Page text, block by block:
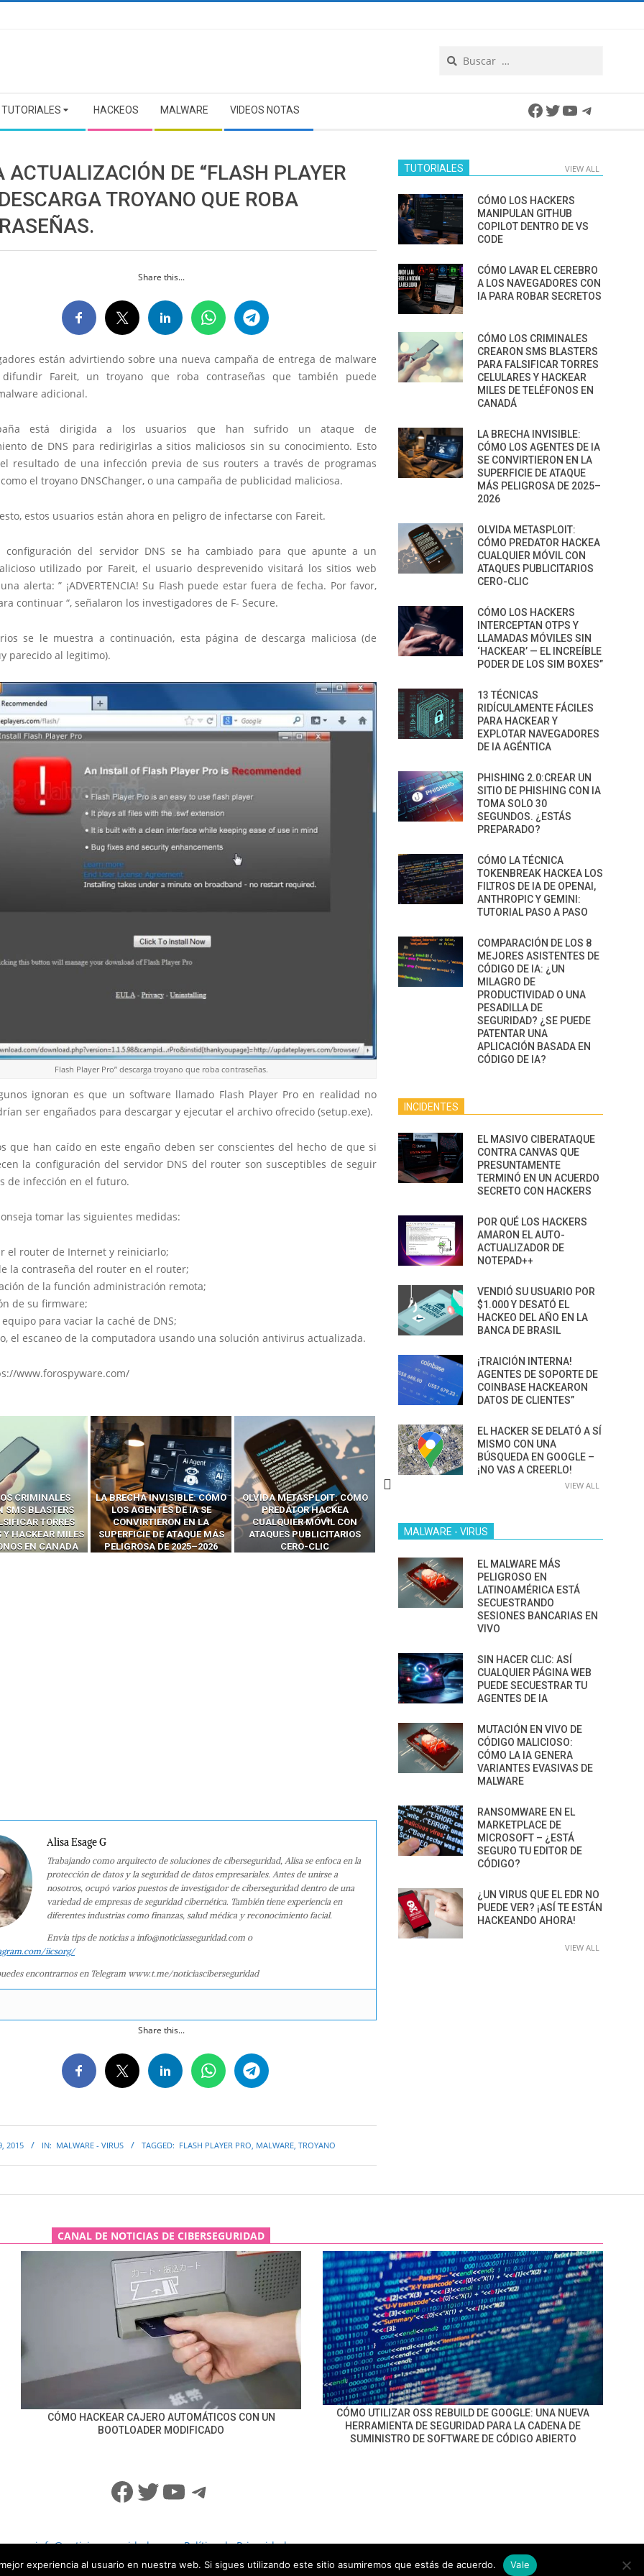
TUTORIALES HACKEOS MALWARE VIDEOS NOTAS Facebook
Twitter
YouTube
ACTUALIZACIÓN DE “FLASH PLAYER
TROYANO QUE ROBA
Share this...
están advirtiendo sobre una nueva campaña de entrega de malware
Fareit, un troyano que roba contraseñas que también puede
adicional.
está dirigida a los usuarios que han sufrido un ataque de
de DNS para redirigirlas a sitios maliciosos sin su conocimiento. Esto
resultado de una infección previa de sus routers a través de programas
el troyano DNSChanger, o una campaña de publicidad maliciosa.
estos usuarios están ahora en peligro de infectarse con Fareit.
configuración del servidor DNS se ha cambiado para que apunte a un
utilizado por Fareit, el usuario desprevenido visitará los sitios web
alerta: ” ¡ADVERTENCIA! Su Flash puede estar fuera de fecha. Por favor,
continuar “, señalaron los investigadores de F- Secure.
se le muestra a continuación, esta página de descarga maliciosa (de
parecido al legitimo).
Flash Player Pro” descarga troyano que roba contraseñas.
ignoran es que un software llamado Flash Player Pro en realidad no
ser engañados para descargar y ejecutar el archivo ofrecido (setup.exe).
que han caído en este engaño deben ser conscientes del hecho de que si
la configuración del servidor DNS del router son susceptibles de seguir
de infección en el futuro.
tomar las siguientes medidas:
el router de Internet y reiniciarlo;
la contraseña del router en el router;
de la función administración remota;
de su firmware;
para vaciar la caché de DNS;
el escaneo de la computadora usando una solución antivirus actualizada.
www.forospyware.com/
CRIMINALES
SMS BLASTERS
TORRES
Y HACKEAR MILES
EN CANADÁ
LA BRECHA INVISIBLE: CÓMO
LOS AGENTES DE IA SE
CONVIRTIERON EN LA
SUPERFICIE DE ATAQUE MÁS
PELIGROSA DE 2025–2026
OLVIDA METASPLOIT: CÓMO
PREDATOR HACKEA
CUALQUIER MÓVIL CON
ATAQUES PUBLICITARIOS
CERO-CLIC
LLAMADAS MÓVILES SIN
‘HACKEAR’ — EL INCREÍBLE
Alisa Esage G
Trabajando como arquitecto de soluciones de ciberseguridad, Alisa se enfoca en la
protección de datos y la seguridad de datos empresariales. Antes de unirse a
nosotros, ocupó varios puestos de investigador de ciberseguridad dentro de una
variedad de empresas de seguridad cibernética. También tiene experiencia en
diferentes industrias como finanzas, salud médica y reconocimiento facial.
Envía tips de noticias a info@noticiasseguridad.com o
iicsorg/
encontrarnos en Telegram www.t.me/noticiasciberseguridad
Share this...
2015 IN: MALWARE - VIRUS TAGGED: FLASH PLAYER PRO, MALWARE, TROYANO
TUTORIALES VIEW ALL
CÓMO LOS HACKERS
MANIPULAN GITHUB
COPILOT DENTRO DE VS
CODE
CÓMO LAVAR EL CEREBRO
A LOS NAVEGADORES CON
IA PARA ROBAR SECRETOS
CÓMO LOS CRIMINALES
CREARON SMS BLASTERS
PARA FALSIFICAR TORRES
CELULARES Y HACKEAR
MILES DE TELÉFONOS EN
CANADÁ
LA BRECHA INVISIBLE:
CÓMO LOS AGENTES DE IA
SE CONVIRTIERON EN LA
SUPERFICIE DE ATAQUE
MÁS PELIGROSA DE 2025–
2026
OLVIDA METASPLOIT:
CÓMO PREDATOR HACKEA
CUALQUIER MÓVIL CON
ATAQUES PUBLICITARIOS
CERO-CLIC
CÓMO LOS HACKERS
INTERCEPTAN OTPS Y
LLAMADAS MÓVILES SIN
‘HACKEAR’ — EL INCREÍBLE
PODER DE LOS SIM BOXES”
13 TÉCNICAS
RIDÍCULAMENTE FÁCILES
PARA HACKEAR Y
EXPLOTAR NAVEGADORES
DE IA AGÉNTICA
PHISHING 2.0:CREAR UN
SITIO DE PHISHING CON IA
TOMA SOLO 30
SEGUNDOS. ¿ESTÁS
PREPARADO?
CÓMO LA TÉCNICA
TOKENBREAK HACKEA LOS
FILTROS DE IA DE OPENAI,
ANTHROPIC Y GEMINI:
TUTORIAL PASO A PASO
COMPARACIÓN DE LOS 8
MEJORES ASISTENTES DE
CÓDIGO DE IA: ¿UN
MILAGRO DE
PRODUCTIVIDAD O UNA
PESADILLA DE
SEGURIDAD? ¿SE PUEDE
PATENTAR UNA
APLICACIÓN BASADA EN
CÓDIGO DE IA?
INCIDENTES
EL MASIVO CIBERATAQUE
CONTRA CANVAS QUE
PRESUNTAMENTE
TERMINÓ EN UN ACUERDO
SECRETO CON HACKERS
POR QUÉ LOS HACKERS
AMARON EL AUTO-
ACTUALIZADOR DE
NOTEPAD++
VENDIÓ SU USUARIO POR
$1.000 Y DESATÓ EL
HACKEO DEL AÑO EN LA
BANCA DE BRASIL
¡TRAICIÓN INTERNA!
AGENTES DE SOPORTE DE
COINBASE HACKEARON
DATOS DE CLIENTES”
EL HACKER SE DELATÓ A SÍ
MISMO CON UNA
BÚSQUEDA EN GOOGLE –
¡NO VAS A CREERLO!
VIEW ALL
MALWARE - VIRUS
EL MALWARE MÁS
PELIGROSO EN
LATINOAMÉRICA ESTÁ
SECUESTRANDO
SESIONES BANCARIAS EN
VIVO
SIN HACER CLIC: ASÍ
CUALQUIER PÁGINA WEB
PUEDE SECUESTRAR TU
AGENTES DE IA
MUTACIÓN EN VIVO DE
CÓDIGO MALICIOSO:
CÓMO LA IA GENERA
VARIANTES EVASIVAS DE
MALWARE
RANSOMWARE EN EL
MARKETPLACE DE
MICROSOFT – ¿ESTÁ
SEGURO TU EDITOR DE
CÓDIGO?
¿UN VIRUS QUE EL EDR NO
PUEDE VER? ¡ASÍ TE ESTÁN
HACKEANDO AHORA!
VIEW ALL
CANAL DE NOTICIAS DE CIBERSEGURIDAD
CÓMO HACKEAR CAJERO AUTOMÁTICOS CON UN
BOOTLOADER MODIFICADO
CÓMO UTILIZAR OSS REBUILD DE GOOGLE: UNA NUEVA
HERRAMIENTA DE SEGURIDAD PARA LA CADENA DE
SUMINISTRO DE SOFTWARE DE CÓDIGO ABIERTO
Facebook
Twitter
YouTube
Telegram
info@noticiasseguridad.com Política de Privacidad
experiencia al usuario en nuestra web. Si sigues utilizando este sitio asumiremos que estás de acuerdo. Vale